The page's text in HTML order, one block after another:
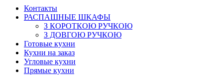
Контакты
РАСПАШНЫЕ ШКАФЫ
З КОРОТКОЮ РУЧКОЮ
З ДОВГОЮ РУЧКОЮ
Готовые кухни
Кухни на заказ
Угловые кухни
Прямые кухни